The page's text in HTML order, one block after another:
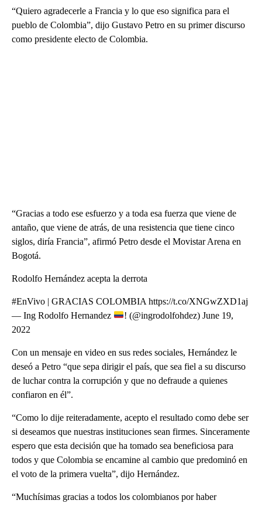
“Quiero agradecerle a Francia y lo que eso significa para el
pueblo de Colombia”, dijo Gustavo Petro en su primer discurso
como presidente electo de Colombia.
“Gracias a todo ese esfuerzo y a toda esa fuerza que viene de
antaño, que viene de atrás, de una resistencia que tiene cinco
siglos, diría Francia”, afirmó Petro desde el Movistar Arena en
Bogotá.
Rodolfo Hernández acepta la derrota
#EnVivo | GRACIAS COLOMBIA https://t.co/XNGwZXD1aj
— Ing Rodolfo Hernandez
! (@ingrodolfohdez) June 19,
2022
Con un mensaje en video en sus redes sociales, Hernández le
deseó a Petro “que sepa dirigir el país, que sea fiel a su discurso
de luchar contra la corrupción y que no defraude a quienes
confiaron en él”.
“Como lo dije reiteradamente, acepto el resultado como debe ser
si deseamos que nuestras instituciones sean firmes. Sinceramente
espero que esta decisión que ha tomado sea beneficiosa para
todos y que Colombia se encamine al cambio que predominó en
el voto de la primera vuelta”, dijo Hernández.
“Muchísimas gracias a todos los colombianos por haber